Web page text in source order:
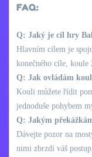
FAQ:
Q: Jaký je cíl hry
Hlavním cílem je
konečného cíle, koule
Q: Jak ovládám
Kouli můžete řídit
jednoduše pohybem
Q: Jakým
Dávejte pozor na
nimi zbrzdí váš postup.